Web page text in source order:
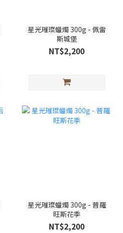
星光璀璨蠟燭 300g - 佩雷
斯城堡
NT$2,200
星光璀璨蠟燭 300g - 普羅
旺斯花季
NT$2,200